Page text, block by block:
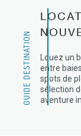
GUIDE DESTINATION
Louez un
entre
spots de
sélection
aventure